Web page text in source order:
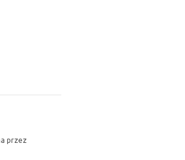
przez